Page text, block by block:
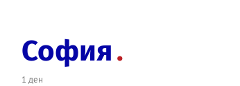
София
1 ден